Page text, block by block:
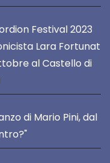
Festival 2023
Lara Fortunat
al Castello di
di Mario Pini, dal